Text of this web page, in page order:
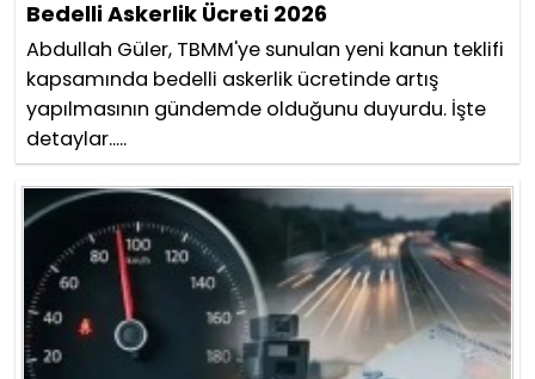
Bedelli Askerlik Ücreti 2026
Abdullah Güler, TBMM'ye sunulan yeni kanun teklifi
kapsamında bedelli askerlik ücretinde artış
yapılmasının gündemde olduğunu duyurdu. İşte
detaylar.....